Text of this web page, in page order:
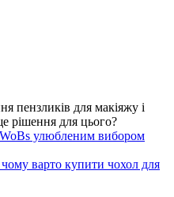
пензликів для макіяжу і
рішення для цього?
улюбленим вибором
варто купити чохол для